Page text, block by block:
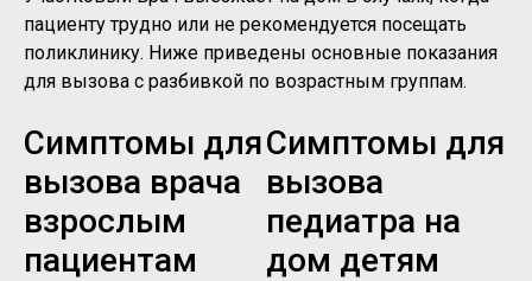
пациенту трудно или не рекомендуется посещать
поликлинику. Ниже приведены основные показания
для вызова с разбивкой по возрастным группам.
Симптомы для
вызова врача
взрослым
пациентам
Симптомы для
вызова
педиатра на
дом детям